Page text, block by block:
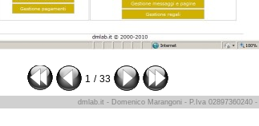
1 / 33
dmlab.it - Domenico Marangoni - P.Iva 02897360240 -